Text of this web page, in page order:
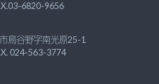
6820-9656
鳥谷野字南光原25-1
024-563-3774